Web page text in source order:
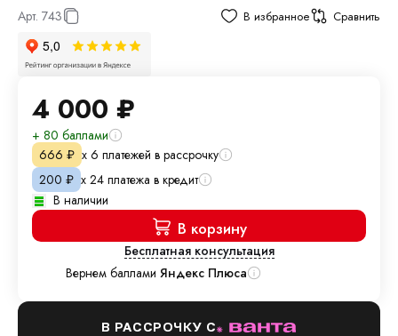
Арт. 743 В избранное Сравнить
4 000 ₽
+ 80 баллами
666 ₽ х 6 платежей в рассрочку
200 ₽ х 24 платежа в кредит
В наличии
В корзину
Бесплатная консультация
Вернем баллами Яндекс Плюса
В РАССРОЧКУ С